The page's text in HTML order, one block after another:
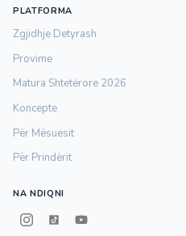
PLATFORMA
Zgjidhje Detyrash
Provime
Matura Shtetërore 2026
Koncepte
Për Mësuesit
Për Prindërit
NA NDIQNI